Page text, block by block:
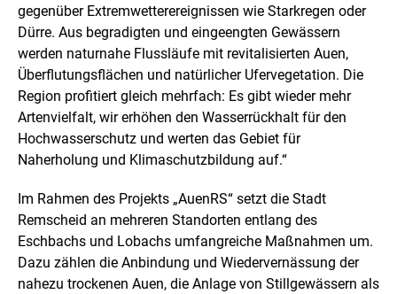
r
s
t
e
l
l
u
n
g
gegenüber Extremwetterereignissen wie Starkregen oder
Dürre. Aus begradigten und eingeengten Gewässern
werden naturnahe Flussläufe mit revitalisierten Auen,
Überflutungsflächen und natürlicher Ufervegetation. Die
Region profitiert gleich mehrfach: Es gibt wieder mehr
Artenvielfalt, wir erhöhen den Wasserrückhalt für den
Hochwasserschutz und werten das Gebiet für
Naherholung und Klimaschutzbildung auf.“
Im Rahmen des Projekts „AuenRS“ setzt die Stadt
Remscheid an mehreren Standorten entlang des
Eschbachs und Lobachs umfangreiche Maßnahmen um.
Dazu zählen die Anbindung und Wiedervernässung der
nahezu trockenen Auen, die Anlage von Stillgewässern als